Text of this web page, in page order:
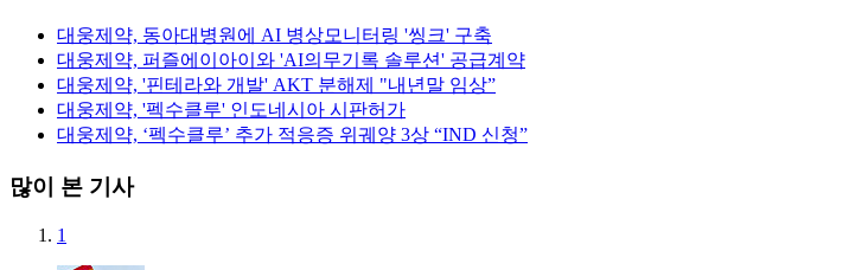
대웅제약, 동아대병원에 AI 병상모니터링 '씽크' 구축
대웅제약, 퍼즐에이아이와 'AI의무기록 솔루션' 공급계약
대웅제약, '핀테라와 개발' AKT 분해제 "내년말 임상”
대웅제약, '펙수클루' 인도네시아 시판허가
대웅제약, ‘펙수클루’ 추가 적응증 위궤양 3상 “IND 신청”
많이 본 기사
1